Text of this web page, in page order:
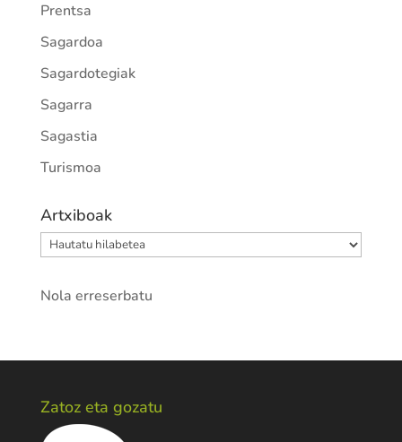
Prentsa
Sagardoa
Sagardotegiak
Sagarra
Sagastia
Turismoa
Artxiboak
Artxiboak
Nola erreserbatu
Zatoz eta gozatu